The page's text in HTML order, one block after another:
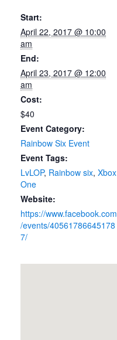
Start:
April 22, 2017 @ 10:00
am
End:
April 23, 2017 @ 12:00
am
Cost:
$40
Event Category:
Rainbow Six Event
Event Tags:
LvLOP, Rainbow six, Xbox
One
Website:
https://www.facebook.com
/events/40561786645178
7/